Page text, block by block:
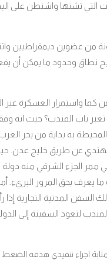
التي تشنها واشنطن على
من عضوين ديمقراطيين
نطاق وحدود ما يمكن أن
كما واستمرار العسكرة غير
المندب؟ حيث انه وفقا
المحيطة به بداية من بحر
عن طريق خليج عدن.
ممر الجزء الشرقي منه دولة
يعرف بحق المرور البريء.
السفن المدنية التجارية
لتعود السفينة إلى
بمثابة اجراء تنفيذي هدفه